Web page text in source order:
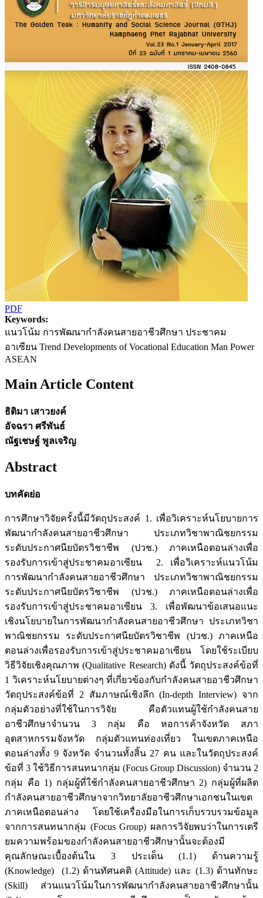
PDF
Keywords:
แนวโน้ม การพัฒนากำลังคนสายอาชีวศึกษา ประชาคม
อาเซียน Trend Developments of Vocational Education Man Power
ASEAN
Main Article Content
ธิติมา เสาวยงค์
อัจฉรา ศรีพันธ์
ณัฐเชษฐ์ พูลเจริญ
Abstract
บทคัดย่อ
การศึกษาวิจัยครั้งนี้มีวัตถุประสงค์ 1. เพื่อวิเคราะห์นโยบายการ
พัฒนากำลังคนสายอาชีวศึกษา ประเภทวิชาพาณิชยกรรม
ระดับประกาศนียบัตรวิชาชีพ (ปวช.) ภาคเหนือตอนล่างเพื่อ
รองรับการเข้าสู่ประชาคมอาเซียน 2. เพื่อวิเคราะห์แนวโน้ม
การพัฒนากำลังคนสายอาชีวศึกษา ประเภทวิชาพาณิชยกรรม
ระดับประกาศนียบัตรวิชาชีพ (ปวช.) ภาคเหนือตอนล่างเพื่อ
รองรับการเข้าสู่ประชาคมอาเซียน 3. เพื่อพัฒนาข้อเสนอแนะ
เชิงนโยบายในการพัฒนากำลังคนสายอาชีวศึกษา ประเภทวิชา
พาณิชยกรรม ระดับประกาศนียบัตรวิชาชีพ (ปวช.) ภาคเหนือ
ตอนล่างเพื่อรองรับการเข้าสู่ประชาคมอาเซียน โดยใช้ระเบียบ
วิธีวิจัยเชิงคุณภาพ (Qualitative Research) ดังนี้ วัตถุประสงค์ข้อที่
1 วิเคราะห์นโยบายต่างๆ ที่เกี่ยวข้องกับกำลังคนสายอาชีวศึกษา
วัตถุประสงค์ข้อที่ 2 สัมภาษณ์เชิงลึก (In-depth Interview) จาก
กลุ่มตัวอย่างที่ใช้ในการวิจัย คือตัวแทนผู้ใช้กำลังคนสาย
อาชีวศึกษาจำนวน 3 กลุ่ม คือ หอการค้าจังหวัด สภา
อุตสาหกรรมจังหวัด กลุ่มตัวแทนท่องเที่ยว ในเขตภาคเหนือ
ตอนล่างทั้ง 9 จังหวัด จำนวนทั้งสิ้น 27 คน และในวัตถุประสงค์
ข้อที่ 3 ใช้วิธีการสนทนากลุ่ม (Focus Group Discussion) จำนวน 2
กลุ่ม คือ 1) กลุ่มผู้ที่ใช้กำลังคนสายอาชีวศึกษา 2) กลุ่มผู้ที่ผลิต
กำลังคนสายอาชีวศึกษาจากวิทยาลัยอาชีวศึกษาเอกชนในเขต
ภาคเหนือตอนล่าง โดยใช้เครื่องมือในการเก็บรวบรวมข้อมูล
จากการสนทนากลุ่ม (Focus Group) ผลการวิจัยพบว่าในการเตรี
ยมความพร้อมของกำลังคนสายอาชีวศึกษานั้นจะต้องมี
คุณลักษณะเบื้องต้นใน 3 ประเด็น (1.1) ด้านความรู้
(Knowledge) (1.2) ด้านทัศนคติ (Attitude) และ (1.3) ด้านทักษะ
(Skill) ส่วนแนวโน้มในการพัฒนากำลังคนสายอาชีวศึกษานั้น